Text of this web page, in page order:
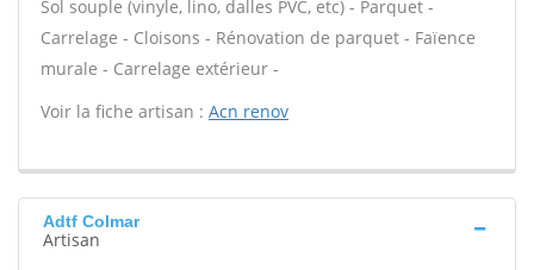
Sol souple (vinyle, lino, dalles PVC, etc) - Parquet -
Carrelage - Cloisons - Rénovation de parquet - Faïence
murale - Carrelage extérieur -
Voir la fiche artisan : Acn renov
Adtf Colmar
Artisan